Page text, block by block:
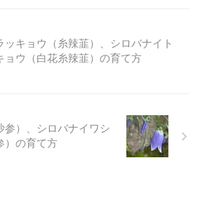
９月 ...
ので
った
て
、花
を好み、蔓をのはしながら夏
から秋まで咲き続けるので、
なは花姿は鑑賞価値もありま
す。 八千穂高原自然園のナン
バンハコベ（南蛮繁縷）の写
真を下に載せています。 上の
ッキョウ（糸辣韮）、シロバナイト
ョウ（白花糸辣韮）の育て方
参）、シロバナイワシ
）の育て方